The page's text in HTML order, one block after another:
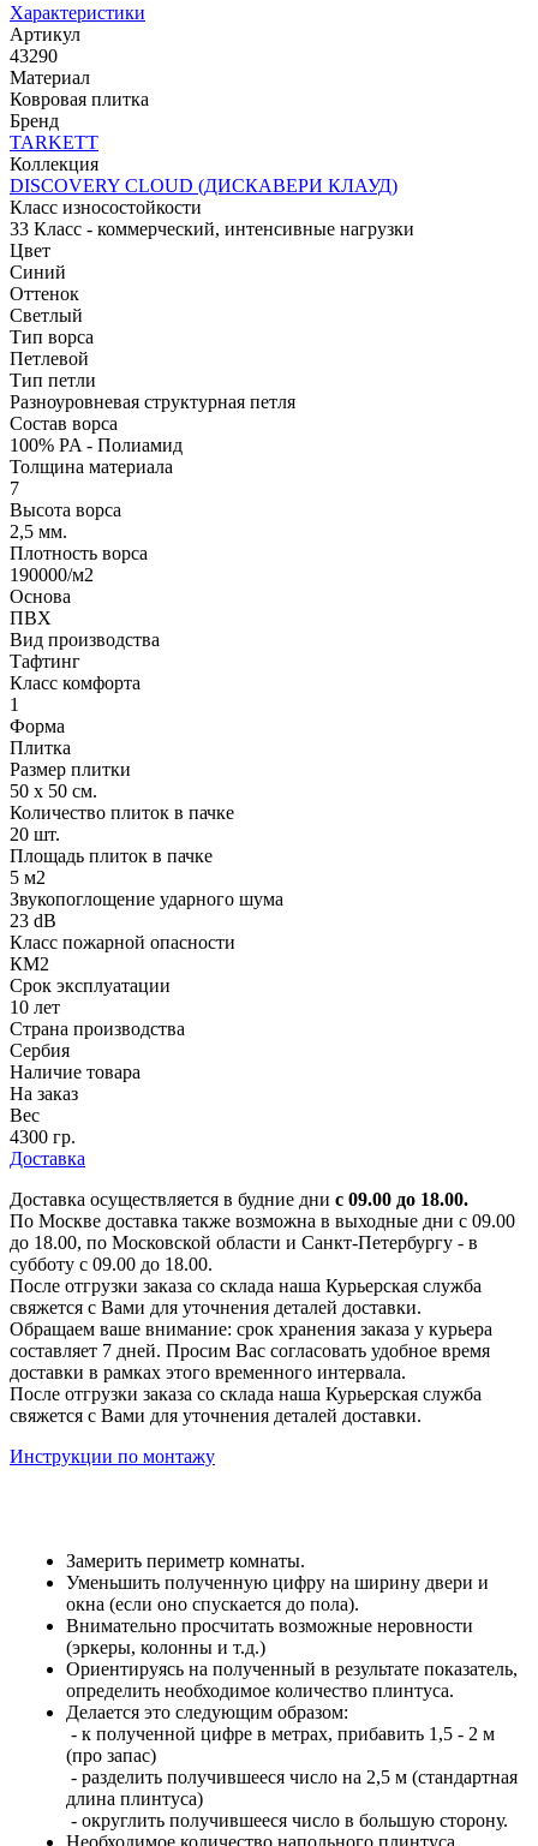
Характеристики
Артикул
43290
Материал
Ковровая плитка
Бренд
TARKETT
Коллекция
DISCOVERY CLOUD (ДИСКАВЕРИ КЛАУД)
Класс износостойкости
33 Класс - коммерческий, интенсивные нагрузки
Цвет
Синий
Оттенок
Светлый
Тип ворса
Петлевой
Тип петли
Разноуровневая структурная петля
Состав ворса
100% PA - Полиамид
Толщина материала
7
Высота ворса
2,5 мм.
Плотность ворса
190000/м2
Основа
ПВХ
Вид производства
Тафтинг
Класс комфорта
1
Форма
Плитка
Размер плитки
50 х 50 см.
Количество плиток в пачке
20 шт.
Площадь плиток в пачке
5 м2
Звукопоглощение ударного шума
23 dB
Класс пожарной опасности
КМ2
Срок эксплуатации
10 лет
Страна производства
Сербия
Наличие товара
На заказ
Вес
4300 гр.
Доставка
Доставка осуществляется в будние дни с 09.00 до 18.00.
По Москве доставка также возможна в выходные дни с 09.00
до 18.00, по Московской области и Санкт-Петербургу - в
субботу с 09.00 до 18.00.
После отгрузки заказа со склада наша Курьерская служба
свяжется с Вами для уточнения деталей доставки.
Обращаем ваше внимание: срок хранения заказа у курьера
составляет 7 дней. Просим Вас согласовать удобное время
доставки в рамках этого временного интервала.
После отгрузки заказа со склада наша Курьерская служба
свяжется с Вами для уточнения деталей доставки.
Инструкции по монтажу
Замерить периметр комнаты.
Уменьшить полученную цифру на ширину двери и
окна (если оно спускается до пола).
Внимательно просчитать возможные неровности
(эркеры, колонны и т.д.)
Ориентируясь на полученный в результате показатель,
определить необходимое количество плинтуса.
Делается это следующим образом:
- к полученной цифре в метрах, прибавить 1,5 - 2 м
(про запас)
- разделить получившееся число на 2,5 м (стандартная
длина плинтуса)
- округлить получившееся число в большую сторону.
Необходимое количество напольного плинтуса